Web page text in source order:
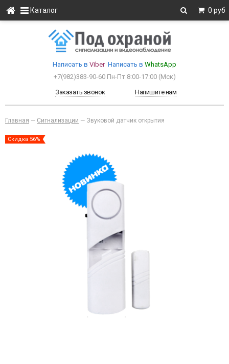
Каталог 0 руб
Написать в Viber Написать в WhatsApp
+7(982)383-90-60 Пн-Пт 8:00-17:00 (Мcк)
Заказать звонок
Напишите нам
Главная — Сигнализации — Звуковой датчик открытия
Скидка 56%